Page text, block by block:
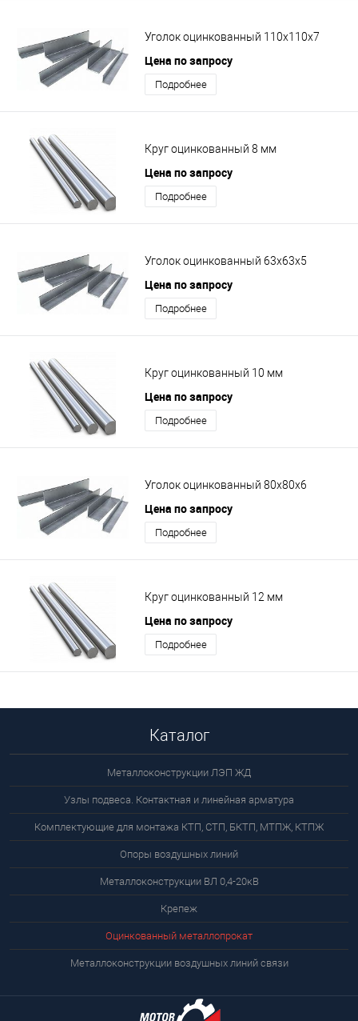
Уголок оцинкованный 110х110х7
Цена по запросу
Подробнее
Круг оцинкованный 8 мм
Цена по запросу
Подробнее
Уголок оцинкованный 63х63х5
Цена по запросу
Подробнее
Круг оцинкованный 10 мм
Цена по запросу
Подробнее
Уголок оцинкованный 80х80х6
Цена по запросу
Подробнее
Круг оцинкованный 12 мм
Цена по запросу
Подробнее
Каталог
Металлоконструкции ЛЭП ЖД
Узлы подвеса. Контактная и линейная арматура
Комплектующие для монтажа КТП, СТП, БКТП, МТПЖ, КТПЖ
Опоры воздушных линий
Металлоконструкции ВЛ 0,4-20кВ
Крепеж
Оцинкованный металлопрокат
Металлоконструкции воздушных линий связи